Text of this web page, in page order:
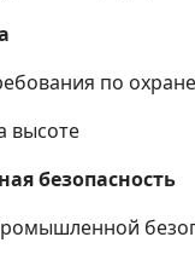
по охране
безопасность